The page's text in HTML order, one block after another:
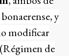
y
modificar
de